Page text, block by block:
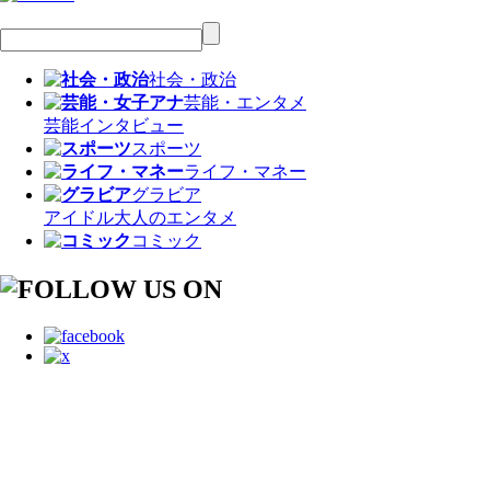
社会・政治
芸能・エンタメ
芸能インタビュー
スポーツ
ライフ・マネー
グラビア
アイドル大人のエンタメ
コミック